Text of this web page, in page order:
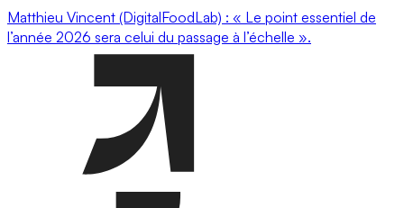
Matthieu Vincent (DigitalFoodLab) : « Le point essentiel de
l’année 2026 sera celui du passage à l’échelle ».